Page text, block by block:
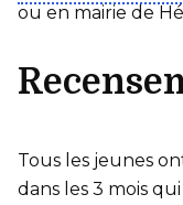
ou en mairie de
Tous les jeunes
dans les 3 mois